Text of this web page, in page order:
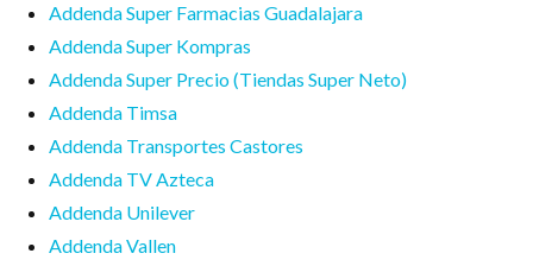
Addenda Super Farmacias Guadalajara
Addenda Super Kompras
Addenda Super Precio (Tiendas Super Neto)
Addenda Timsa
Addenda Transportes Castores
Addenda TV Azteca
Addenda Unilever
Addenda Vallen